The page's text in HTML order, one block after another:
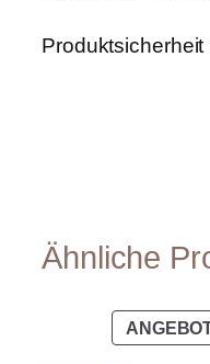
Produktsicherheit
Paris FRANCE
Ähnliche